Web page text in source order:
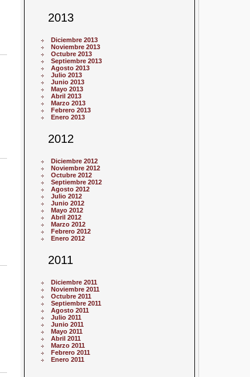
2013
Diciembre 2013
Noviembre 2013
Octubre 2013
Septiembre 2013
Agosto 2013
Julio 2013
Junio 2013
Mayo 2013
Abril 2013
Marzo 2013
Febrero 2013
Enero 2013
2012
Diciembre 2012
Noviembre 2012
Octubre 2012
Septiembre 2012
Agosto 2012
Julio 2012
Junio 2012
Mayo 2012
Abril 2012
Marzo 2012
Febrero 2012
Enero 2012
2011
Diciembre 2011
Noviembre 2011
Octubre 2011
Septiembre 2011
Agosto 2011
Julio 2011
Junio 2011
Mayo 2011
Abril 2011
Marzo 2011
Febrero 2011
Enero 2011